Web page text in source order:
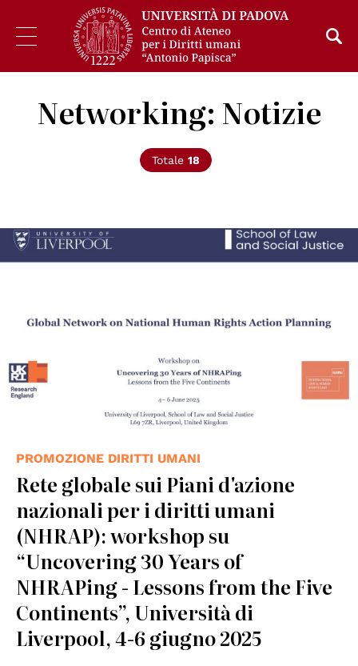
Networking: Notizie
Totale 18
© University of Liverpool
PROMOZIONE DIRITTI UMANI
Rete globale sui Piani d'azione
nazionali per i diritti umani
(NHRAP): workshop su
“Uncovering 30 Years of
NHRAPing - Lessons from the Five
Continents”, Università di
Liverpool, 4-6 giugno 2025